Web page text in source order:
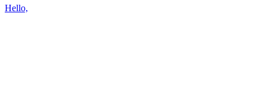
Hello,